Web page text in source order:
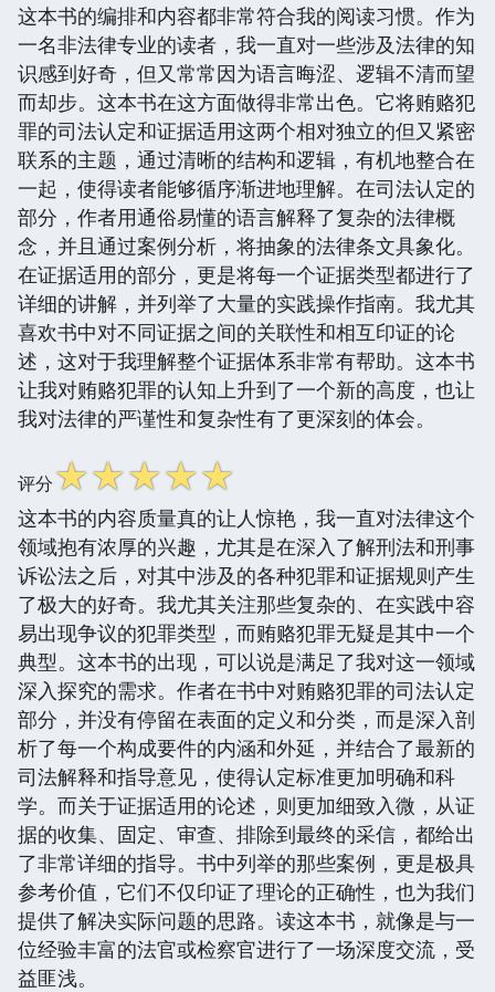
这本书的编排和内容都非常符合我的阅读习惯。作为
一名非法律专业的读者，我一直对一些涉及法律的知
识感到好奇，但又常常因为语言晦涩、逻辑不清而望
而却步。这本书在这方面做得非常出色。它将贿赂犯
罪的司法认定和证据适用这两个相对独立的但又紧密
联系的主题，通过清晰的结构和逻辑，有机地整合在
一起，使得读者能够循序渐进地理解。在司法认定的
部分，作者用通俗易懂的语言解释了复杂的法律概
念，并且通过案例分析，将抽象的法律条文具象化。
在证据适用的部分，更是将每一个证据类型都进行了
详细的讲解，并列举了大量的实践操作指南。我尤其
喜欢书中对不同证据之间的关联性和相互印证的论
述，这对于我理解整个证据体系非常有帮助。这本书
让我对贿赂犯罪的认知上升到了一个新的高度，也让
我对法律的严谨性和复杂性有了更深刻的体会。
评分☆☆☆☆☆
这本书的内容质量真的让人惊艳，我一直对法律这个
领域抱有浓厚的兴趣，尤其是在深入了解刑法和刑事
诉讼法之后，对其中涉及的各种犯罪和证据规则产生
了极大的好奇。我尤其关注那些复杂的、在实践中容
易出现争议的犯罪类型，而贿赂犯罪无疑是其中一个
典型。这本书的出现，可以说是满足了我对这一领域
深入探究的需求。作者在书中对贿赂犯罪的司法认定
部分，并没有停留在表面的定义和分类，而是深入剖
析了每一个构成要件的内涵和外延，并结合了最新的
司法解释和指导意见，使得认定标准更加明确和科
学。而关于证据适用的论述，则更加细致入微，从证
据的收集、固定、审查、排除到最终的采信，都给出
了非常详细的指导。书中列举的那些案例，更是极具
参考价值，它们不仅印证了理论的正确性，也为我们
提供了解决实际问题的思路。读这本书，就像是与一
位经验丰富的法官或检察官进行了一场深度交流，受
益匪浅。